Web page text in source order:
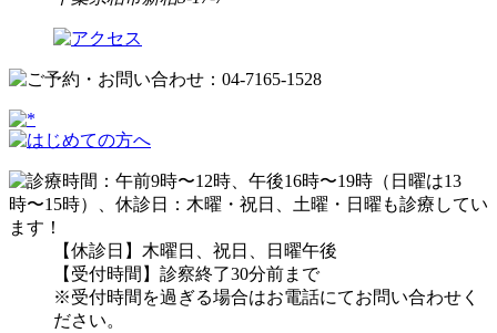
【休診日】木曜日、祝日、日曜午後
【受付時間】診察終了30分前まで
※受付時間を過ぎる場合はお電話にてお問い合わせく
ださい。